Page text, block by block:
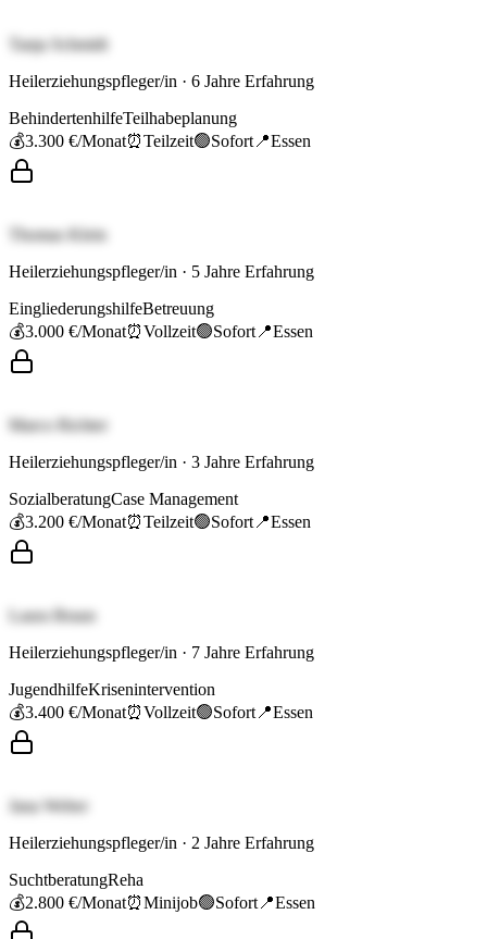
Tanja Schmidt
Heilerziehungspfleger/in · 6 Jahre Erfahrung
BehindertenhilfeTeilhabeplanung
💰3.300 €/Monat⏰Teilzeit🟢Sofort 📍Essen
Thomas Klein
Heilerziehungspfleger/in · 5 Jahre Erfahrung
EingliederungshilfeBetreuung
💰3.000 €/Monat⏰Vollzeit🟢Sofort 📍Essen
Marco Richter
Heilerziehungspfleger/in · 3 Jahre Erfahrung
SozialberatungCase Management
💰3.200 €/Monat⏰Teilzeit🟢Sofort 📍Essen
Laura Braun
Heilerziehungspfleger/in · 7 Jahre Erfahrung
JugendhilfeKrisenintervention
💰3.400 €/Monat⏰Vollzeit🟢Sofort 📍Essen
Jana Weber
Heilerziehungspfleger/in · 2 Jahre Erfahrung
SuchtberatungReha
💰2.800 €/Monat⏰Minijob🟢Sofort 📍Essen